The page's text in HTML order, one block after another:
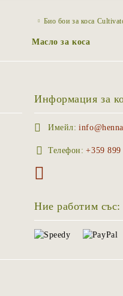
Био бои за коса
Масло за коса
Информация за
Имейл:
Телефон: +359 899
Ние работим със: